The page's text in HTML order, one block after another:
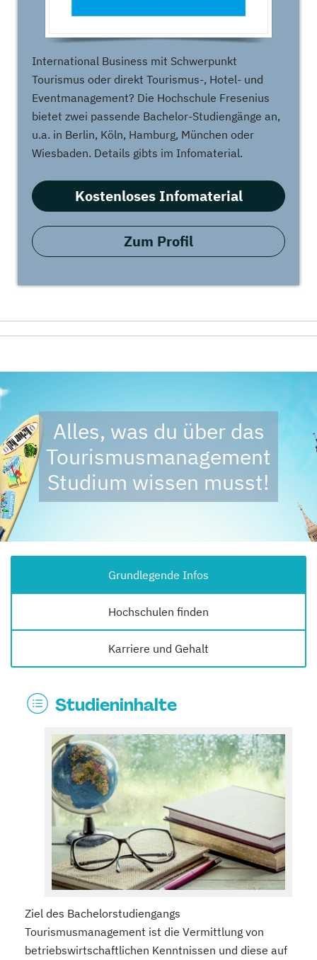
International Business mit Schwerpunkt
Tourismus oder direkt Tourismus-, Hotel- und
Eventmanagement? Die Hochschule Fresenius
bietet zwei passende Bachelor-Studiengänge an,
u.a. in Berlin, Köln, Hamburg, München oder
Wiesbaden. Details gibts im Infomaterial.
Kostenloses Infomaterial
Zum Profil
Alles, was du über das
Tourismusmanagement
Studium wissen musst!
Grundlegende Infos
Hochschulen finden
Karriere und Gehalt
Studieninhalte
Ziel des Bachelorstudiengangs
Tourismusmanagement ist die Vermittlung von
betriebswirtschaftlichen Kenntnissen und diese auf